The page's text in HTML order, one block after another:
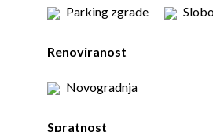
Parking zgrade
Renoviranost
Novogradnja
Spratnost